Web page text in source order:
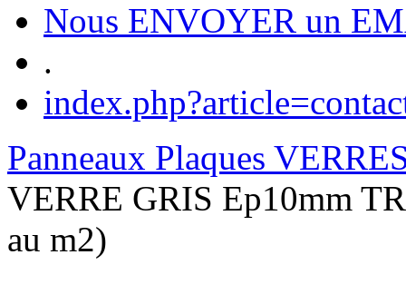
Nous ENVOYER un
.
Panneaux Plaques
VERRE GRIS Ep10mm
au m2)